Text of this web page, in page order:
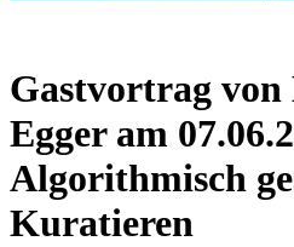
Gastvortrag
Egger am
Algorithmisch
Kuratieren